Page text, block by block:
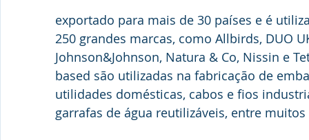
exportado para mais de 30 países e é
250 grandes marcas, como Allbirds, DUO
Johnson&Johnson, Natura & Co, Nissin e
based são utilizadas na fabricação de
utilidades domésticas, cabos e fios
garrafas de água reutilizáveis, entre